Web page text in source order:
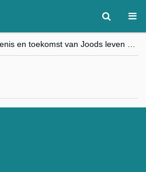
“Besnijdenisdebat toont hoe moeilijk seculiere Westen minderheden begrijpt”, Jinnih Beels (Vooruit)